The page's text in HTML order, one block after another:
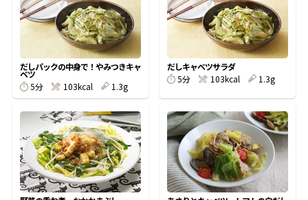
サッと鍋® 楽チン鍋®
かつお節レシピ
めんつゆレシピ
割烹白だしレシピ
レシピ特設サイト
割烹白だしレシピ特集
だしコミュ
だしパックの中身で！やみつきキャ
ベツ
5分
103kcal 1.3g
だしキャベツサラダ
5分
103kcal 1.3g